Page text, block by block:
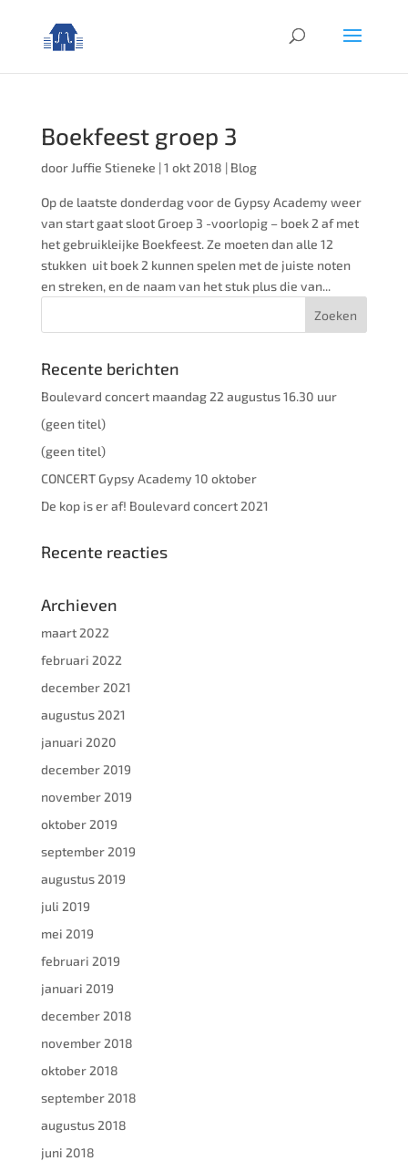
Boekfeest groep 3
door Juffie Stieneke |1 okt 2018 | Blog
Op de laatste donderdag voor de Gypsy Academy weer
van start gaat sloot Groep 3 -voorlopig – boek 2 af met
het gebruikleijke Boekfeest. Ze moeten dan alle 12
stukken uit boek 2 kunnen spelen met de juiste noten
en streken, en de naam van het stuk plus die van...
Recente berichten
Boulevard concert maandag 22 augustus 16.30 uur
(geen titel)
(geen titel)
CONCERT Gypsy Academy 10 oktober
De kop is er af! Boulevard concert 2021
Recente reacties
Archieven
maart 2022
februari 2022
december 2021
augustus 2021
januari 2020
december 2019
november 2019
oktober 2019
september 2019
augustus 2019
juli 2019
mei 2019
februari 2019
januari 2019
december 2018
november 2018
oktober 2018
september 2018
augustus 2018
juni 2018